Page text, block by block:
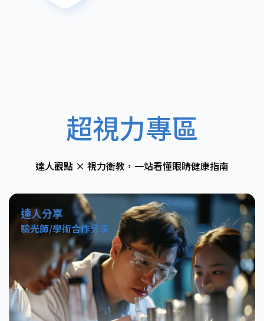
超視力專區
達人觀點 × 視力衛教，一站看懂眼睛健康指南
達人分享
驗光師/學術合作分享